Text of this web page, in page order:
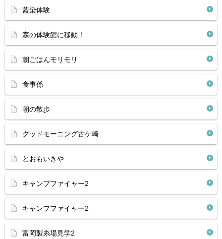
藍染体験
森の体験館に移動！
朝ごはんモリモリ
食事係
朝の散歩
グッドモーニング古ケ崎
とおもいきや
キャンプファイャー2
キャンプファイャー2
富岡製糸場見学2